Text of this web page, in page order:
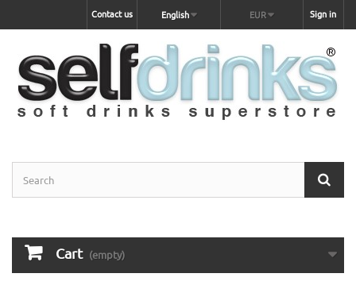
Sign in
EUR
English
Contact us
Cart (empty)